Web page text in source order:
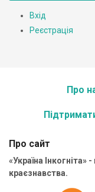
Вхід
Реєстрація
Про
Про сайт
«Україна Інкогніта»
краєзнавства.